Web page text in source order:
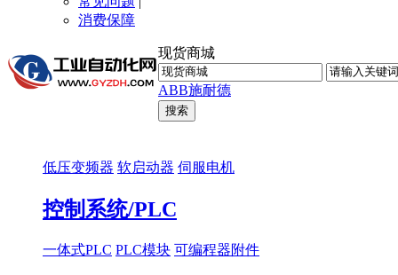
消费保障
现货商城
ABB施耐德
低压变频器 软启动器 伺服电机
控制系统/PLC
一体式PLC PLC模块 可编程器附件